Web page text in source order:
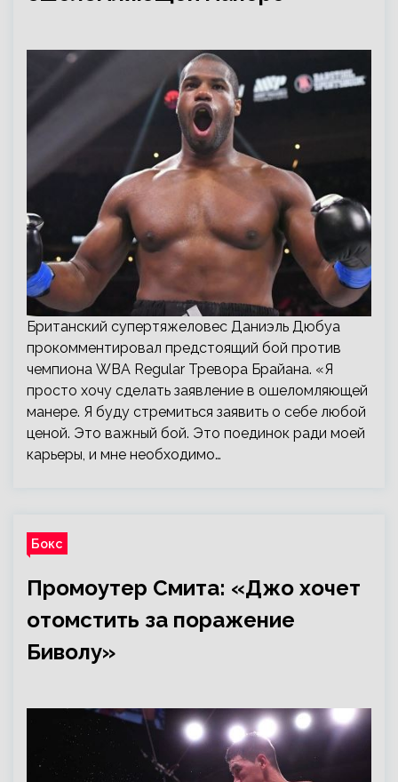
Британский супертяжеловес Даниэль Дюбуа
прокомментировал предстоящий бой против
чемпиона WBA Regular Тревора Брайана. «Я
просто хочу сделать заявление в ошеломляющей
манере. Я буду стремиться заявить о себе любой
ценой. Это важный бой. Это поединок ради моей
карьеры, и мне необходимо…
Бокс
Промоутер Смита: «Джо хочет
отомстить за поражение
Биволу»